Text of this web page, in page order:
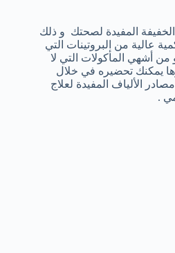
الخفيفة المفيدة لصحتك و ذلك
عالية من البروتينات التي
من أشهي المأكولات التي لا
يمكنك تحضيره في خلال
الألياف المفيدة لعلاج
.